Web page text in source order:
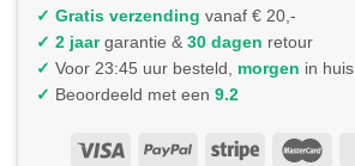
✓ Gratis verzending vanaf € 20,-
✓ 2 jaargarantie & 30 dagen retour
✓ Voor 23:45 uur besteld, morgen in huis
✓ Beoordeeld met een 9.2